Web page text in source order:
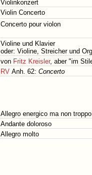
Violinkonzert
Violin Concerto
Concerto pour violon
Violine und Klavier
oder: Violine, Streicher und
von Fritz Kreisler, aber "im
RV Anh. 62: Concerto
Allegro energico ma non troppo
Andante doloroso
Allegro molto